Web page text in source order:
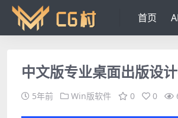
首页
中文版专业桌面出版设
5年前 Win版软件 0 0